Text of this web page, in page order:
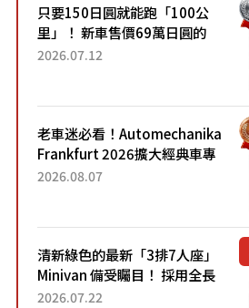
只要150日圓就能跑「100公
里」！ 新車售價69萬日圓的
「3人座」Trike大受歡迎！ 順
2026.07.12
老車迷必看！Automechanika
Frankfurt 2026擴大經典車專
區 1954年珍稀古董車現場修復
2026.08.07
清新綠色的最新「3排7人座」
Minivan 備受矚目！ 採用全長
4.7公尺剛剛好的車身尺寸與
2026.07.22